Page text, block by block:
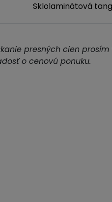
Sklolaminátová
presných cien
o cenovú ponuku.